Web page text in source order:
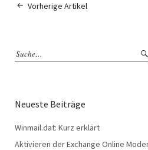
Vorherige Artikel
Neueste Beiträge
Winmail.dat: Kurz erklärt
Aktivieren der Exchange Online